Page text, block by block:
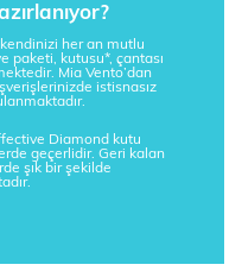
her an mutlu
paketi, kutusu*, çantası
Mia Vento’dan
istisnasız
Diamond kutu
geçerlidir. Geri kalan
şık bir şekilde